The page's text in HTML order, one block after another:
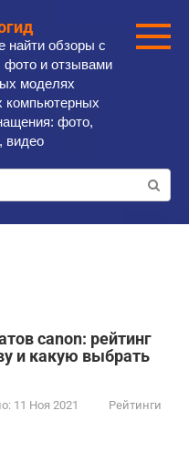
найти обзоры с
фото и отзывами
моделях
компьютерных
фото,
видео
canon: рейтинг
и какую выбрать
11 Ноя 2021
Рейтинги